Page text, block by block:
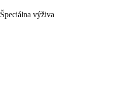
Špeciálna výživa